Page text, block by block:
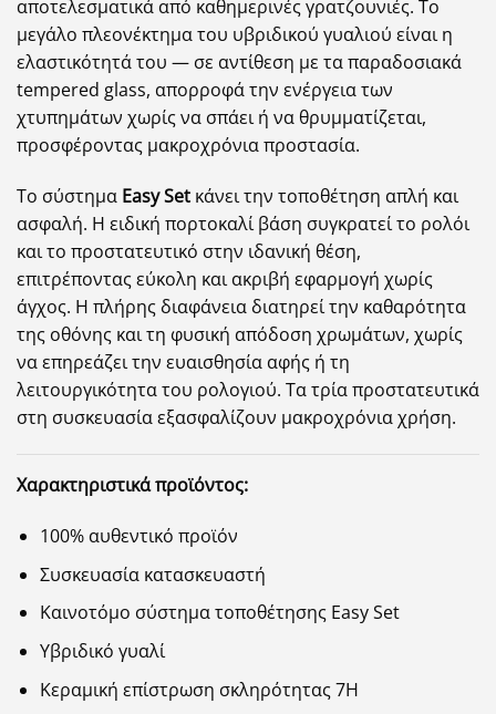
αποτελεσματικά από καθημερινές γρατζουνιές. Το
μεγάλο πλεονέκτημα του υβριδικού γυαλιού είναι η
ελαστικότητά του — σε αντίθεση με τα παραδοσιακά
tempered glass, απορροφά την ενέργεια των
χτυπημάτων χωρίς να σπάει ή να θρυμματίζεται,
προσφέροντας μακροχρόνια προστασία.
Το σύστημα Easy Set κάνει την τοποθέτηση απλή και
ασφαλή. Η ειδική πορτοκαλί βάση συγκρατεί το ρολόι
και το προστατευτικό στην ιδανική θέση,
επιτρέποντας εύκολη και ακριβή εφαρμογή χωρίς
άγχος. Η πλήρης διαφάνεια διατηρεί την καθαρότητα
της οθόνης και τη φυσική απόδοση χρωμάτων, χωρίς
να επηρεάζει την ευαισθησία αφής ή τη
λειτουργικότητα του ρολογιού. Τα τρία προστατευτικά
στη συσκευασία εξασφαλίζουν μακροχρόνια χρήση.
Χαρακτηριστικά προϊόντος:
100% αυθεντικό προϊόν
Συσκευασία κατασκευαστή
Καινοτόμο σύστημα τοποθέτησης Easy Set
Υβριδικό γυαλί
Κεραμική επίστρωση σκληρότητας 7H